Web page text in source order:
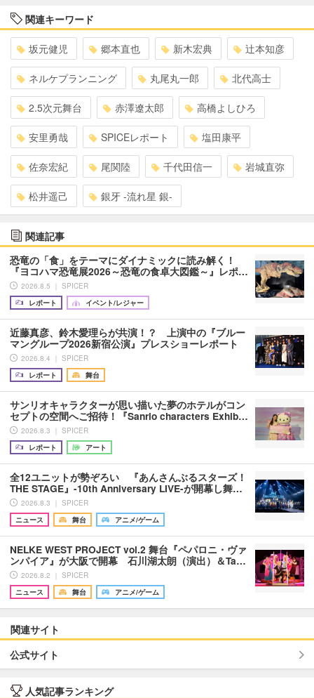
関連キーワード
坂元健児 郷本直也 新木宏典 辻本知彦
ネルケプランニング 丸尾丸一郎 北代高士
2.5次元舞台 赤澤遼太郎 高橋よしひろ
安里勇哉 SPICEレポート 塩田康平
佐奈宏紀 尾関陸 千代田信一 岩城直弥
松井遥己 銀牙 -流れ星 銀-
関連記事
恐竜の「食」をテーマにダイナミックに読み解く！
『ヨコハマ恐竜展2026～恐竜の食卓大図鑑～』レポ…
2026.8.5 ｜ SPICER
レポート
イベント/レジャー
近藤真彦、鈴木愛理らが共演！？ 上演中の『ブルー
マングループ2026新宿公演』プレスショーレポート
2026.8.4 ｜ SPICER
レポート
舞台
サンリオキャラクターが思い描いた夢のホテルがコン
セプトの空間へご招待！『Sanrio characters Exhib…
2026.8.3 ｜ SPICER
レポート
アート
全12ユニットが勢ぞろい 『あんさんぶるスターズ！
THE STAGE』-10th Anniversary LIVE-が開幕し舞…
2026.8.3 ｜ SPICER
ニュース
舞台 アニメ/ゲーム
NELKE WEST PROJECT vol.2 舞台『ペパロニ・ヴァ
ンパイア』が大阪で開幕 石川湖太朗（演出）＆Ta…
2026.8.2 ｜ SPICER
ニュース
舞台 アニメ/ゲーム
関連サイト
公式サイト
人気記事ランキング